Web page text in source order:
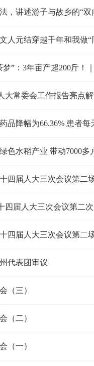
，讲述游子与故乡的“
人元结穿越千年和我做
梦”：3年亩产超200斤！
大常委会工作报告亮点
色水稻产业 带动7000
四届人大三次会议第二
四届人大三次会议第二
四届人大三次会议第二
代表团审议
（三）
（二）
（一）